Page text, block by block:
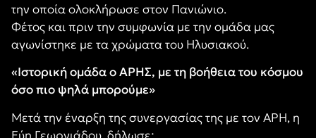
την οποία ολοκλήρωσε στον Πανιώνιο.
Φέτος και πριν την συμφωνία με την ομάδα μας
αγωνίστηκε με τα χρώματα του Ηλυσιακού.
«Ιστορική ομάδα ο ΑΡΗΣ, με τη βοήθεια του κόσμου
όσο πιο ψηλά μπορούμε»
Μετά την έναρξη της συνεργασίας της με τον ΑΡΗ, η